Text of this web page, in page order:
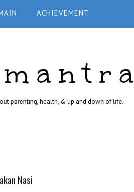
ACHIEVEMENT
parenting, health, & up and down of life.
Nasi